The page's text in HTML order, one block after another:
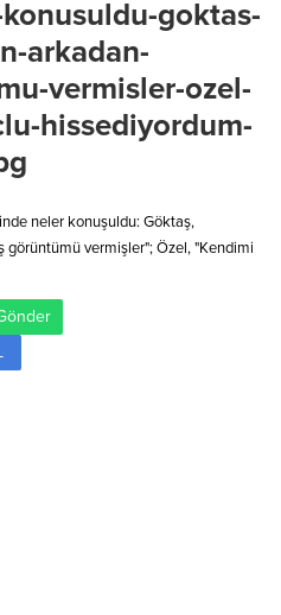
goktas-
arkadan-
vermisler-ozel-
hissediyordum-
neler konuşuldu: Göktaş,
vermişler"; Özel, "Kendimi